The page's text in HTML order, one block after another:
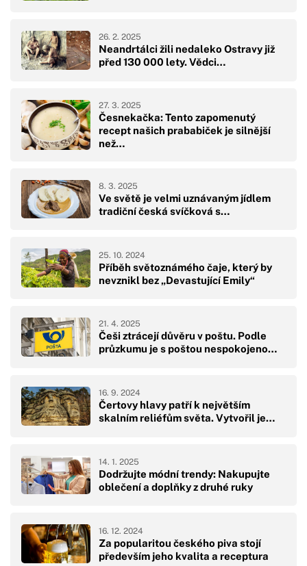
Neandrtálci žili nedaleko Ostravy již
před 130 000 lety. Vědci…
26. 2. 2025
Česnekačka: Tento zapomenutý
recept našich prababiček je silnější
než…
27. 3. 2025
Ve světě je velmi uznávaným jídlem
tradiční česká svíčková s…
8. 3. 2025
Příběh světoznámého čaje, který by
nevznikl bez „Devastující Emily“
25. 10. 2024
Češi ztrácejí důvěru v poštu. Podle
průzkumu je s poštou nespokojeno…
21. 4. 2025
Čertovy hlavy patří k největším
skalním reliéfům světa. Vytvořil je…
16. 9. 2024
Dodržujte módní trendy: Nakupujte
oblečení a doplňky z druhé ruky
14. 1. 2025
Za popularitou českého piva stojí
především jeho kvalita a receptura
16. 12. 2024